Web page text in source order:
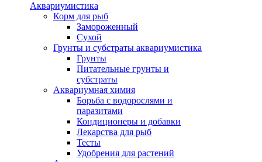
Аквариумистика
Корм для рыб
Замороженный
Сухой
Грунты и субстраты аквариумистика
Грунты
Питательные грунты и
субстраты
Аквариумная химия
Борьба с водорослями и
паразитами
Кондиционеры и добавки
Лекарства для рыб
Тесты
Удобрения для растений